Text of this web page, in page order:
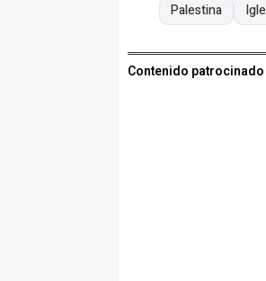
Palestina
Contenido patrocinado